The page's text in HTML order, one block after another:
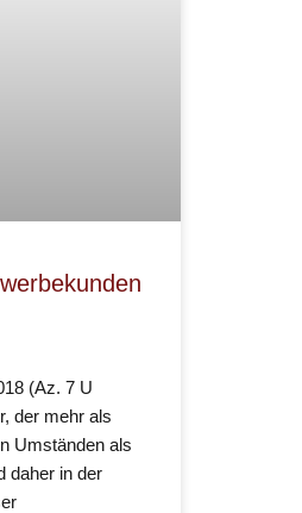
(Az. 7 U
der mehr als
Umständen als
daher in der